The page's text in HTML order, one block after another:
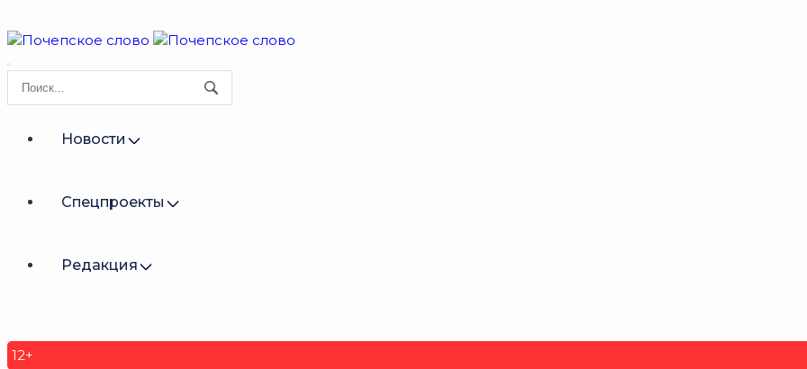
Новости
Спецпроекты
Редакция
12+